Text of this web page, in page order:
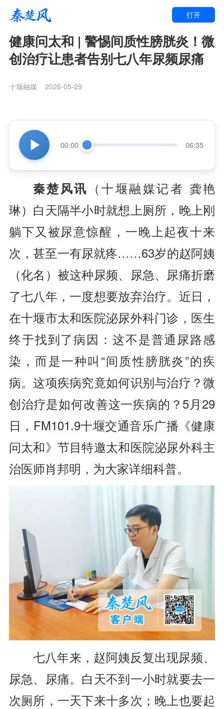
打开
健康问太和 | 警惕间质性膀胱炎！微
创治疗让患者告别七八年尿频尿痛
十堰融媒 2026-05-29
00:00 06:35
秦楚风讯 （十堰融媒记者 龚艳
琳）白天隔半小时就想上厕所，晚上刚
躺下又被尿意惊醒，一晚上起夜十来
次，甚至一有尿就疼……63岁的赵阿姨
（化名）被这种尿频、尿急、尿痛折磨
了七八年，一度想要放弃治疗。近日，
在十堰市太和医院泌尿外科门诊，医生
终于找到了病因：这不是普通尿路感
染，而是一种叫“间质性膀胱炎”的疾
病。这项疾病究竟如何识别与治疗？微
创治疗是如何改善这一疾病的？5月29
日，FM101.9十堰交通音乐广播《健康
问太和》节目特邀太和医院泌尿外科主
治医师肖邦明，为大家详细科普。
七八年来，赵阿姨反复出现尿频、
尿急、尿痛。白天不到一小时就要去一
次厕所，一天下来十多次；晚上也要起